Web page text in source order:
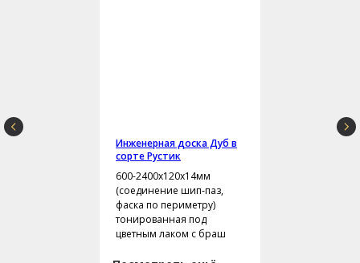
Инженерная доска Дуб в
сорте Рустик
600-2400х120х14мм
(соединение шип-паз,
фаска по периметру)
тонированная под
цветным лаком с браш